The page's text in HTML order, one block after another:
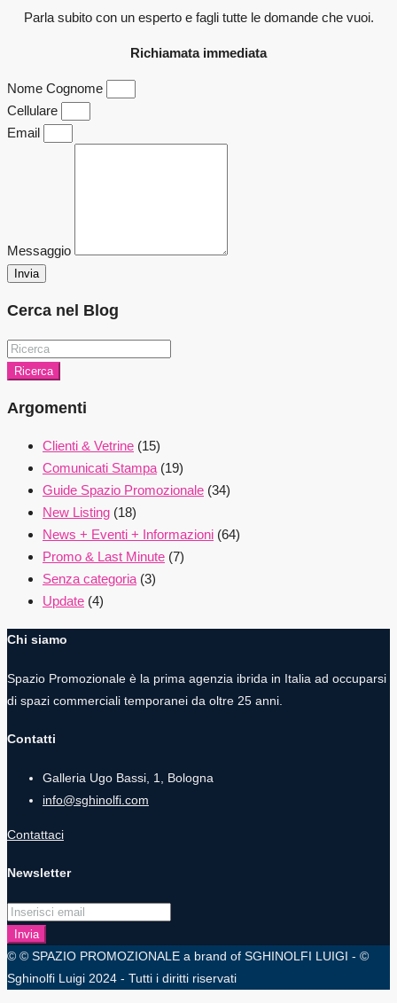
Parla subito con un esperto e faglitutte le domande che vuoi.
Richiamata immediata
Nome Cognome
Cellulare
Email
Messaggio
Invia
Cerca nel Blog
Ricerca
Argomenti
Clienti & Vetrine (15)
Comunicati Stampa (19)
Guide Spazio Promozionale (34)
New Listing (18)
News + Eventi + Informazioni (64)
Promo & Last Minute (7)
Senza categoria (3)
Update (4)
Chi siamo
Spazio Promozionale è la prima agenzia ibrida in Italia ad occuparsi
di spazi commerciali temporanei da oltre 25 anni.
Contatti
Galleria Ugo Bassi, 1, Bologna
info@sghinolfi.com
Contattaci
Newsletter
Invia
© © SPAZIO PROMOZIONALE a brand of SGHINOLFI LUIGI - ©
Sghinolfi Luigi 2024 - Tutti i diritti riservati